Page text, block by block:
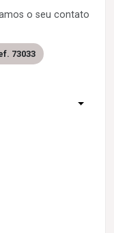
o seu contato
73033